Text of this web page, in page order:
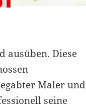
ausüben. Diese
Maler und
seine